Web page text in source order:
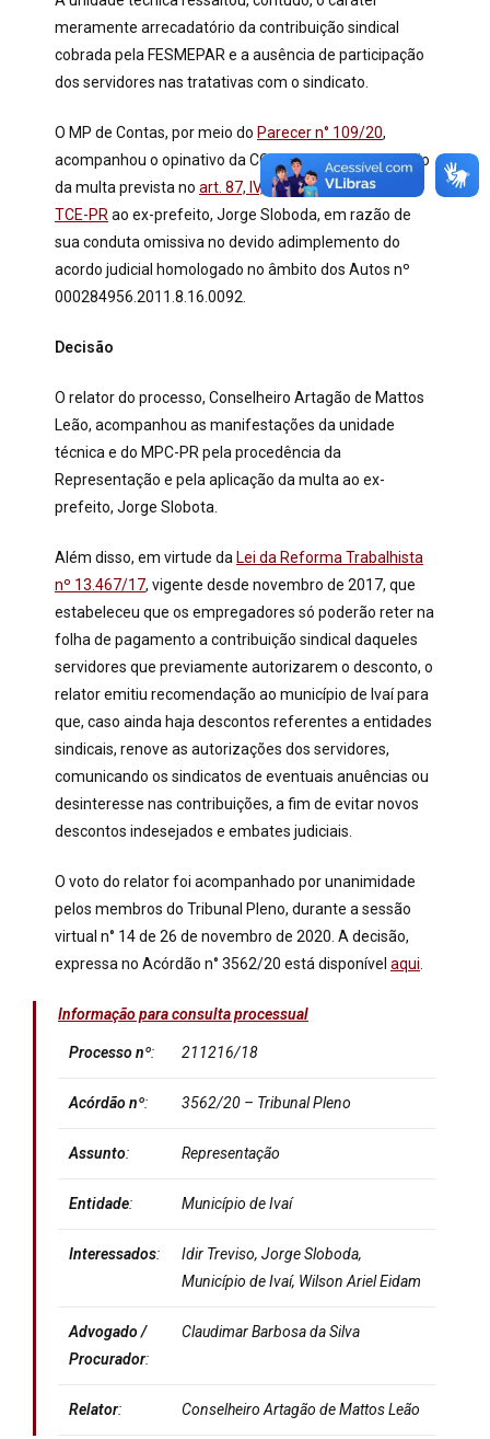
meramente arrecadatório da contribuição sindical
cobrada pela FESMEPAR e a ausência de participação
dos servidores nas tratativas com o sindicato.
O MP de Contas, por meio do Parecer n° 109/20,
acompanhou o opinativo da CGM e sugeriu a aplicação
da multa prevista no art. 87, IV, ‘g’ da Lei Orgânica do
TCE-PR ao ex-prefeito, Jorge Sloboda, em razão de
sua conduta omissiva no devido adimplemento do
acordo judicial homologado no âmbito dos Autos nº
000284956.2011.8.16.0092.
Decisão
O relator do processo, Conselheiro Artagão de Mattos
Leão, acompanhou as manifestações da unidade
técnica e do MPC-PR pela procedência da
Representação e pela aplicação da multa ao ex-
prefeito, Jorge Slobota.
Além disso, em virtude da Lei da Reforma Trabalhista
nº 13.467/17, vigente desde novembro de 2017, que
estabeleceu que os empregadores só poderão reter na
folha de pagamento a contribuição sindical daqueles
servidores que previamente autorizarem o desconto, o
relator emitiu recomendação ao município de Ivaí para
que, caso ainda haja descontos referentes a entidades
sindicais, renove as autorizações dos servidores,
comunicando os sindicatos de eventuais anuências ou
desinteresse nas contribuições, a fim de evitar novos
descontos indesejados e embates judiciais.
O voto do relator foi acompanhado por unanimidade
pelos membros do Tribunal Pleno, durante a sessão
virtual n° 14 de 26 de novembro de 2020. A decisão,
expressa no Acórdão n° 3562/20 está disponível aqui
Informação para consulta processual
Processo nº: 211216/18
Acórdão nº: 3562/20 – Tribunal Pleno
Assunto: Representação
Entidade: Município de Ivaí
Interessados:
Idir Treviso, Jorge Sloboda,
Município de Ivaí, Wilson Ariel Eidam
Advogado /
Procurador:
Claudimar Barbosa da Silva
Relator: Conselheiro Artagão de Mattos Leão